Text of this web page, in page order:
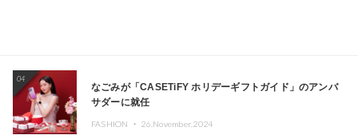
04
なごみが「CASETiFY ホリデーギフトガイド」のアンバ
サダーに就任
FASHION ・ 26.November.2024